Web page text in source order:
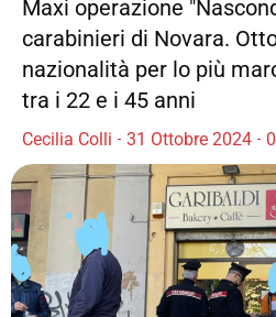
Maxi operazione
carabinieri di Novara.
nazionalità per lo più
tra i 22 e i 45 anni
Cecilia Colli 31 Ottobre 2024